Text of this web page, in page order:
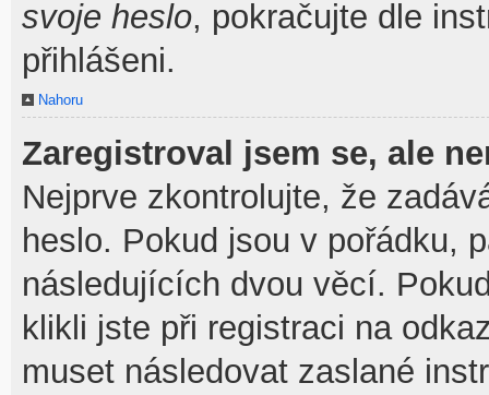
svoje heslo, pokračujte dle
přihlášeni.
Nahoru
Zaregistroval jsem se, ale
Nejprve zkontrolujte, že
heslo. Pokud jsou v pořádku,
následujících dvou věcí.
klikli jste při registraci na
muset následovat zaslané